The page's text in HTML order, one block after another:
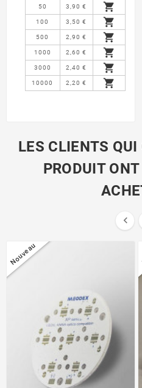
50 3,90 € 
100 3,50 € 
500 2,90 € 
1000 2,60 € 
3000 2,40 € 
10000 2,20 € 
LES CLIENTS
PRODUIT

Nouveau